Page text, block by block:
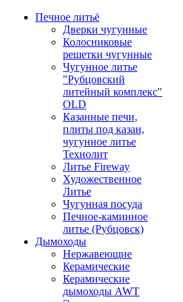
Печное литьё
Дверки чугунные
Колосниковые
решетки чугунные
Чугунное литье
"Рубцовский
литейный комплекс"
OLD
Казанные печи,
плиты под казан,
чугунное литье
Технолит
Литье Fireway
Художественное
Литье
Чугунная посуда
Печное-каминное
литье (Рубцовск)
Дымоходы
Нержавеющие
Керамические
Керамические
дымоходы AWT